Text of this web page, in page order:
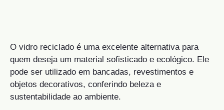
O vidro reciclado é uma excelente alternativa para
quem deseja um material sofisticado e ecológico. Ele
pode ser utilizado em bancadas, revestimentos e
objetos decorativos, conferindo beleza e
sustentabilidade ao ambiente.